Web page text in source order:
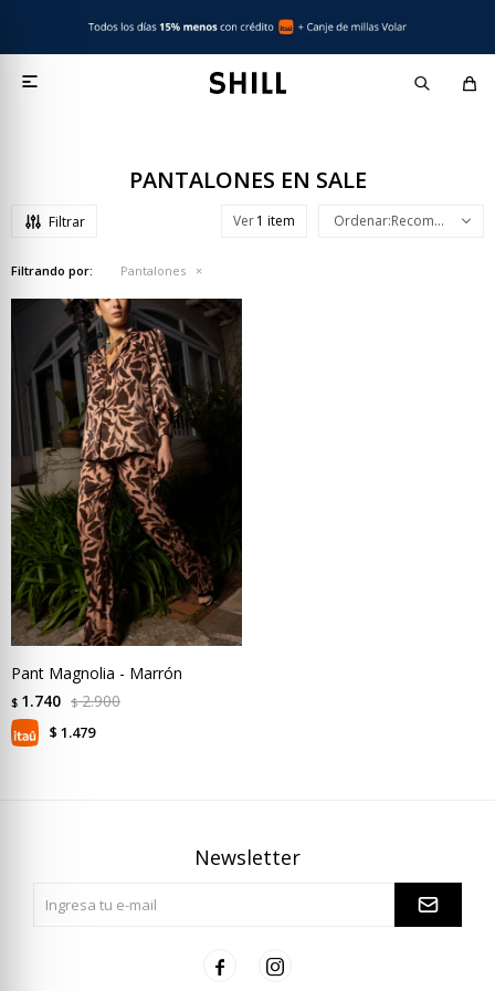

PANTALONES EN SALE
Ver Recomendados
Filtrando por: Pantalones
Pant Magnolia - Marrón
$ 1.740 $ 2.900
$ 1.479
Newsletter
 